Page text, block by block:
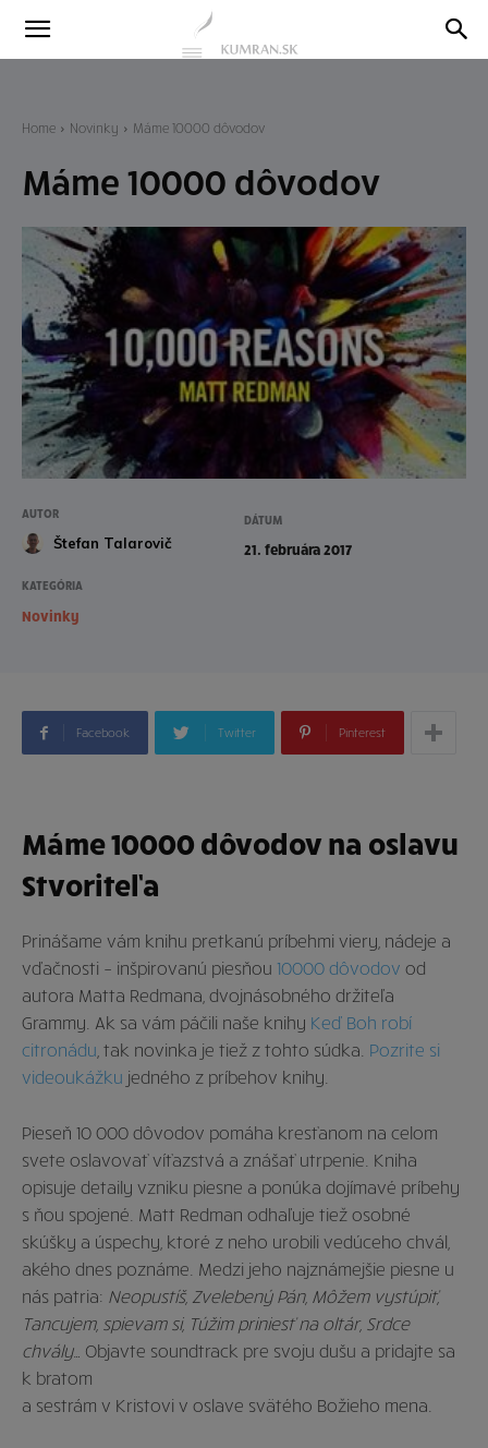
Kumran
Home Novinky Máme 10000 dôvodov
Máme 10000 dôvodov
AUTOR
Štefan Talarovič
DÁTUM
21. februára 2017
KATEGÓRIA
Novinky
Facebook Twitter Pinterest
Máme 10000 dôvodov na oslavu
Stvoriteľa
Prinášame vám knihu pretkanú príbehmi viery, nádeje a
vďačnosti – inšpirovanú piesňou 10000 dôvodov od
autora Matta Redmana, dvojnásobného držiteľa
Grammy. Ak sa vám páčili naše knihy Keď Boh robí
citronádu , tak novinka je tiež z tohto súdka. Pozrite si
videoukážku jedného z príbehov knihy.
Pieseň 10 000 dôvodov pomáha kresťanom na celom
svete oslavovať víťazstvá a znášať utrpenie. Kniha
opisuje detaily vzniku piesne a ponúka dojímavé príbehy
s ňou spojené. Matt Redman odhaľuje tiež osobné
skúšky a úspechy, ktoré z neho urobili vedúceho chvál,
akého dnes poznáme. Medzi jeho najznámejšie piesne u
nás patria: Neopustíš, Zvelebený Pán, Môžem vystúpiť,
Tancujem, spievam si, Túžim priniesť na oltár, Srdce
chvály… Objavte soundtrack pre svoju dušu a pridajte sa
k bratom
a sestrám v Kristovi v oslave svätého Božieho mena.